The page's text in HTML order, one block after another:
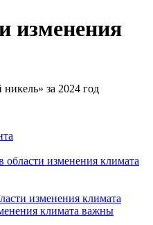
изменения
за 2024 год
изменения климата
изменения климата
климата важны